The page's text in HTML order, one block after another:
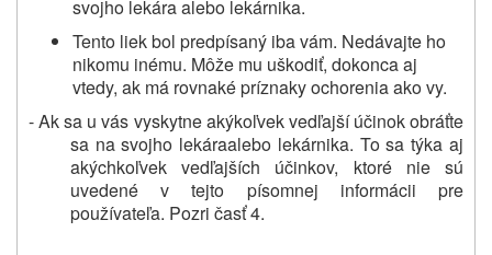
svojho lekára alebo lekárnika.
Tento liek bol predpísaný iba vám. Nedávajte ho
nikomu inému. Môže mu uškodiť, dokonca aj
vtedy, ak má rovnaké príznaky ochorenia ako vy.
- Ak sa u vás vyskytne akýkoľvek vedľajší účinok obráťte
sa na svojho lekáraalebo lekárnika. To sa týka aj
akýchkoľvek vedľajších účinkov, ktoré nie sú
uvedené v tejto písomnej informácii pre
používateľa. Pozri časť 4.